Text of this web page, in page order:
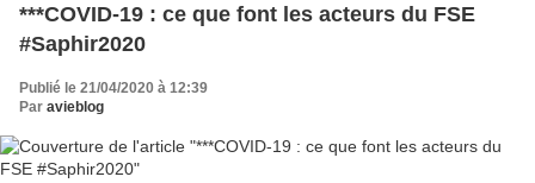
***COVID-19 : ce que font les acteurs du FSE
#Saphir2020
Publié le 21/04/2020 à 12:39
Par avieblog